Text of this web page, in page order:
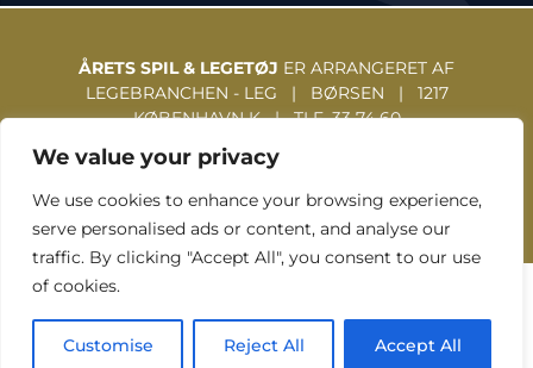
We value your privacy
We use cookies to enhance your browsing experience,
serve personalised ads or content, and analyse our
traffic. By clicking "Accept All", you consent to our use
of cookies.
Customise Reject All Accept All
ÅRETS SPIL & LEGETØJ ER ARRANGERET AF
LEGEBRANCHEN - LEG | BØRSEN | 1217
KØBENHAVN K | TLF. 33 74 60
31 | WWW.LEGEBRANCHEN.DK
Facebook